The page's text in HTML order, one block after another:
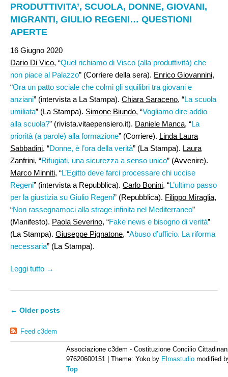
PRODUTTIVITA’, SCUOLA, DONNE, GIOVANI,
MIGRANTI, GIULIO REGENI… QUESTIONI
APERTE
16 Giugno 2020
Dario Di Vico, “Quel richiamo di Visco (alla produttività) che
non piace al Palazzo” (Corriere della sera). Enrico Giovannini,
“Ora un patto sociale che colmi gli squilibri tra giovani e
anziani” (intervista a La Stampa). Chiara Saraceno, “La scuola
umiliata” (La Stampa). Simone Biundo, “Vogliamo dire addio
alla scuola?” (rivista.vitaepensiero.it). Daniele Manca, “La
priorità (a parole) alla formazione” (Corriere). Linda Laura
Sabbadini, “Donne, è l’ora della verità” (La Stampa). Laura
Zanfrini, “Rifugiati, una sicurezza a senso unico” (Avvenire).
Marco Minniti, “L’Egitto deve farci processare chi uccise
Regeni” (intervista a Repubblica). Carlo Bonini, “L’ultimo passo
per la giustizia su Giulio Regeni” (Repubblica). Filippo Miraglia,
“Non rassegnamoci alla strage infinita nel Mediterraneo”
(Manifesto). Paola Severino, “Fake news e bisogno di verità”
(La Stampa). Giuseppe Pignatone, “Abuso d’ufficio. La riforma
necessaria” (La Stampa).
Leggi tutto →
← Older posts
Feed c3dem
Associazione c3dem - Costituzione Concilio
97620600151
Theme: Yoko by Elmastudio modified
Top